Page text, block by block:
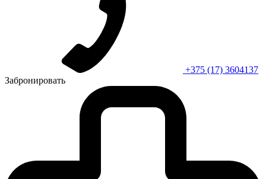
+375 (17) 3604137
Забронировать